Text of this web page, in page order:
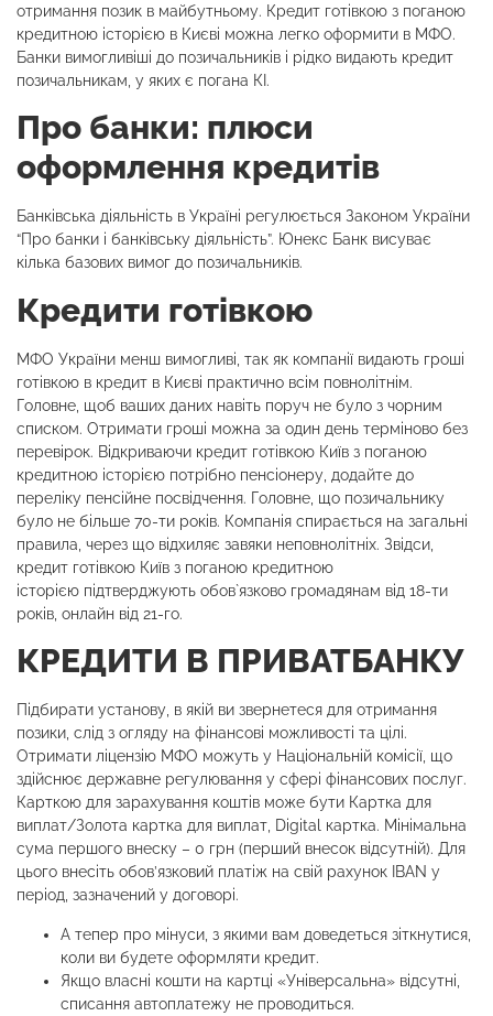
отримання позик в майбутньому. Кредит готівкою з поганою
кредитною історією в Києві можна легко оформити в МФО.
Банки вимогливіші до позичальників і рідко видають кредит
позичальникам, у яких є погана КІ.
Про банки: плюси
оформлення кредитів
Банківська діяльність в Україні регулюється Законом України
“Про банки і банківську діяльність”. Юнекс Банк висуває
кілька базових вимог до позичальників.
Кредити готівкою
МФО України менш вимогливі, так як компанії видають гроші
готівкою в кредит в Києві практично всім повнолітнім.
Головне, щоб ваших даних навіть поруч не було з чорним
списком. Отримати гроші можна за один день терміново без
перевірок. Відкриваючи кредит готівкою Київ з поганою
кредитною історією потрібно пенсіонеру, додайте до
переліку пенсійне посвідчення. Головне, що позичальнику
було не більше 70-ти років. Компанія спирається на загальні
правила, через що відхиляє завяки неповнолітніх. Звідси,
кредит готівкою Київ з поганою кредитною
історією підтверджують обов`язково громадянам від 18-ти
років, онлайн від 21-го.
КРЕДИТИ В ПРИВАТБАНКУ
Підбирати установу, в якій ви звернетеся для отримання
позики, слід з огляду на фінансові можливості та цілі.
Отримати ліцензію МФО можуть у Національній комісії, що
здійснює державне регулювання у сфері фінансових послуг.
Карткою для зарахування коштів може бути Картка для
виплат/Золота картка для виплат, Digital картка. Мінімальна
сума першого внеску – 0 грн (перший внесок відсутній). Для
цього внесіть обов’язковий платіж на свій рахунок IBAN у
період, зазначений у договорі.
А тепер про мінуси, з якими вам доведеться зіткнутися,
коли ви будете оформляти кредит.
Якщо власні кошти на картці «Універсальна» відсутні,
списання автоплатежу не проводиться.